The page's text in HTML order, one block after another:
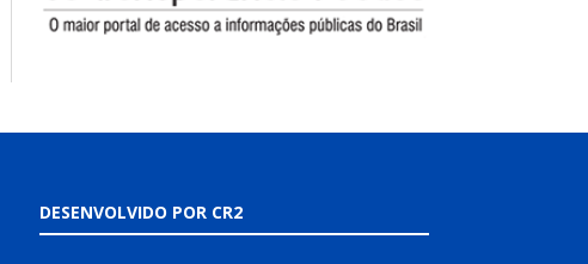
DESENVOLVIDO POR CR2